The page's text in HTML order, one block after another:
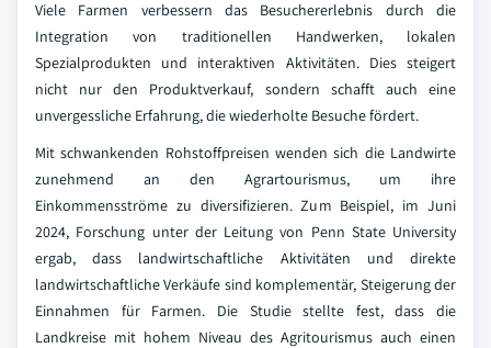
Viele Farmen verbessern das Besuchererlebnis durch die
Integration von traditionellen Handwerken, lokalen
Spezialprodukten und interaktiven Aktivitäten. Dies steigert
nicht nur den Produktverkauf, sondern schafft auch eine
unvergessliche Erfahrung, die wiederholte Besuche fördert.
Mit schwankenden Rohstoffpreisen wenden sich die Landwirte
zunehmend an den Agrartourismus, um ihre
Einkommensströme zu diversifizieren. Zum Beispiel, im Juni
2024, Forschung unter der Leitung von Penn State University
ergab, dass landwirtschaftliche Aktivitäten und direkte
landwirtschaftliche Verkäufe sind komplementär, Steigerung der
Einnahmen für Farmen. Die Studie stellte fest, dass die
Landkreise mit hohem Niveau des Agritourismus auch einen